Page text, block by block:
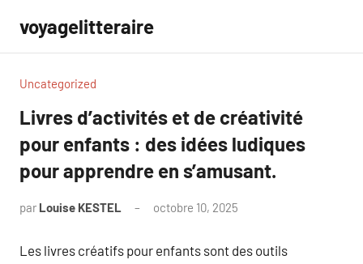
contenu
voyagelitteraire
Uncategorized
Livres d’activités et de créativité
pour enfants : des idées ludiques
pour apprendre en s’amusant.
par Louise KESTEL octobre 10, 2025
Les livres créatifs pour enfants sont des outils